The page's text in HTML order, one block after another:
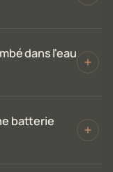
dans l'eau
batterie